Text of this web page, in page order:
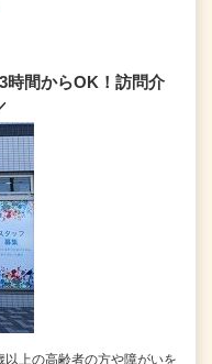
時間からOK！訪問介
上の高齢者の方や障がいを